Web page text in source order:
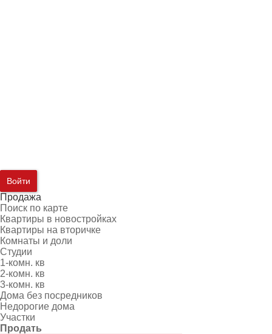
Войти
Продажа
Поиск по карте
Квартиры в новостройках
Квартиры на вторичке
Комнаты и доли
Студии
1-комн. кв
2-комн. кв
3-комн. кв
Дома без посредников
Недорогие дома
Участки
Продать